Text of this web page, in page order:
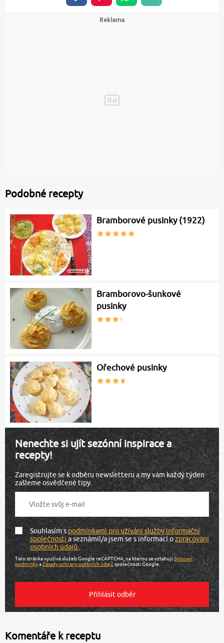
Podobné recepty
Bramborové pusinky (1922)
Bramborovo-šunkové
pusinky
Ořechové pusinky
Nenechte si ujít sezónní inspirace a
recepty!
Zaregistrujte se k odběru newsletteru a my vám každý týden
zašleme osvědčené tipy.
Souhlasím spodmínkami pro užívání služby informační
společnostia seznámil/a jsem se s informací ozpracování
osobních údajů.
Tato stránka využívá služeb Google reCAPTCHA, na kterou se vztahujíSmluvní
podmínkyaZásady ochrany osobních údajů společnosti Google.
Komentáře k receptu